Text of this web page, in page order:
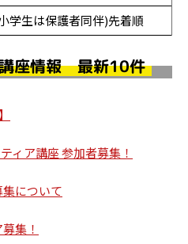
学生は保護者同伴)先着順
座情報 最新10件
ィア講座 参加者募集！
について
集！